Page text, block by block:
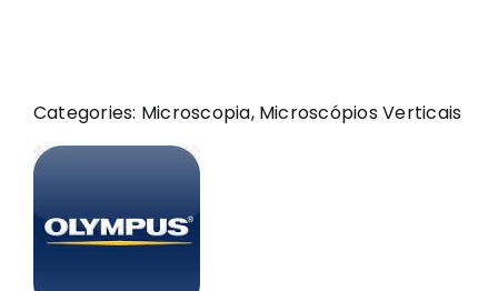
Categories: Microscopia, Microscópios Verticais